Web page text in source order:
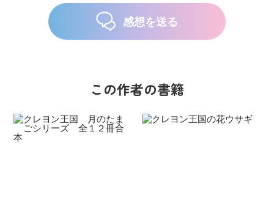
感想を送る
この作者の書籍